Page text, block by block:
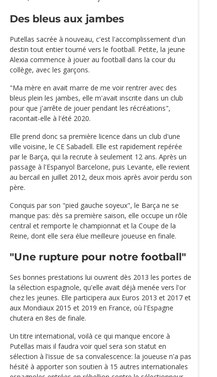
Des bleus aux jambes
Putellas sacrée à nouveau, c'est l'accomplissement d'un
destin tout entier tourné vers le football. Petite, la jeune
Alexia commence à jouer au football dans la cour du
collège, avec les garçons.
"Ma mère en avait marre de me voir rentrer avec des
bleus plein les jambes, elle m'avait inscrite dans un club
pour que j'arrête de jouer pendant les récréations",
racontait-elle à l'été 2020.
Elle prend donc sa première licence dans un club d'une
ville voisine, le CE Sabadell. Elle est rapidement repérée
par le Barça, qui la recrute à seulement 12 ans. Après un
passage à l'Espanyol Barcelone, puis Levante, elle revient
au bercail en juillet 2012, deux mois après avoir perdu son
père.
Conquis par son "pied gauche soyeux", le Barça ne se
manque pas: dès sa première saison, elle occupe un rôle
central et remporte le championnat et la Coupe de la
Reine, dont elle sera élue meilleure joueuse en finale.
"Une rupture pour notre football"
Ses bonnes prestations lui ouvrent dès 2013 les portes de
la sélection espagnole, qu'elle avait déjà menée vers l'or
chez les jeunes. Elle participera aux Euros 2013 et 2017 et
aux Mondiaux 2015 et 2019 en France, où l'Espagne
chutera en 8es de finale.
Un titre international, voilà ce qui manque encore à
Putellas mais il faudra voir quel sera son statut en
sélection à l'issue de sa convalescence: la joueuse n'a pas
hésité à apporter son soutien à 15 autres internationales